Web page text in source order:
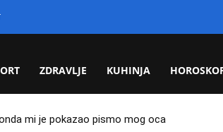
ZDRAVLJE KUHINJA
mi je pokazao pismo mog oca